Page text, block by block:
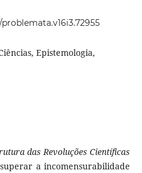
Epistemologia,
das Revoluções Científicas
a incomensurabilidade